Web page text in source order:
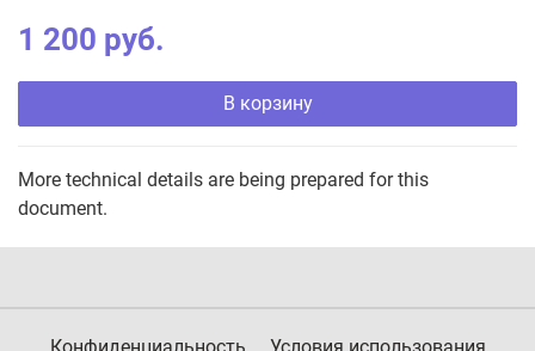
1 200 руб.
В корзину
More technical details are being prepared for this
document.